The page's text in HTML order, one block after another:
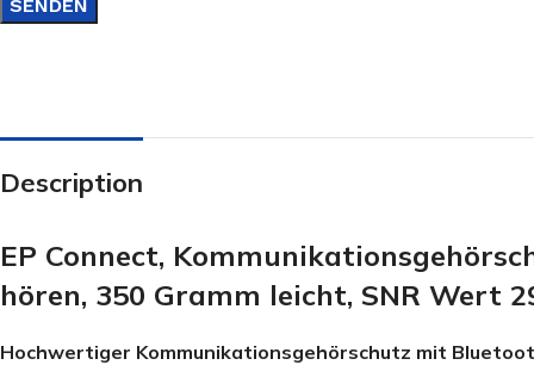
Description
EP Connect,
hören, 350 Gramm leicht, SNR Wert
Hochwertiger Kommunikationsgehörschutz mit